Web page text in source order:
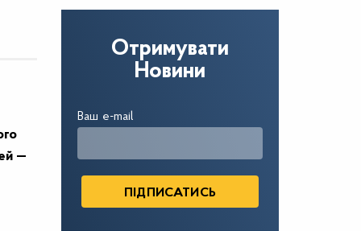
—
Отримувати
Новини
Ваш e-mail